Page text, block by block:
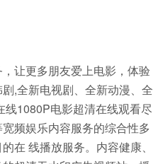
让更多朋友爱上电影，体验
,全新电视剧、全新动漫、全
1080P电影超清在线观看尽
频娱乐内容服务的综合性多
在 线播放服务。内容健康、